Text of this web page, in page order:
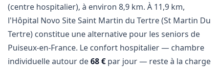
(centre hospitalier), à environ 8,9 km. À 11,9 km,
l'Hôpital Novo Site Saint Martin du Tertre (St Martin Du
Tertre) constitue une alternative pour les seniors de
Puiseux-en-France. Le confort hospitalier — chambre
individuelle autour de68 € par jour — reste à la charge